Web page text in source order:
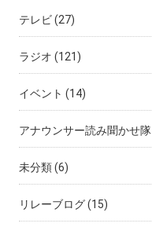
テレビ(27)
ラジオ (121)
イベント (14)
アナウンサー読み聞かせ隊
未分類(6)
リレーブログ(15)